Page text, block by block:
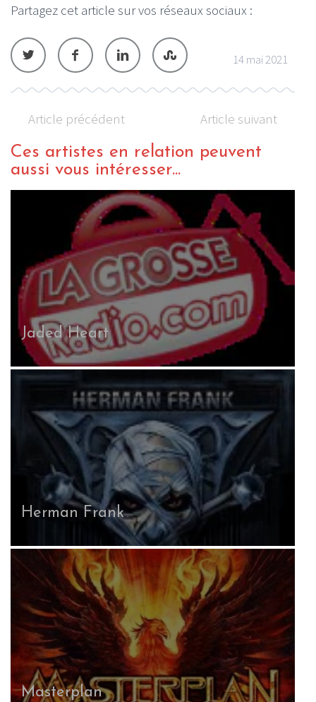
Partagez cet article sur vos réseaux sociaux :
14 mai 2021
Article précédent Article suivant
Ces artistes en relation peuvent
aussi vous intéresser...
Jaded Heart
Herman Frank
Masterplan